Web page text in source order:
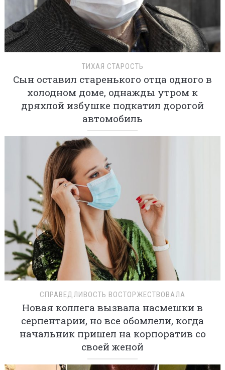
ТИХАЯ СТАРОСТЬ
Сын оставил старенького отца одного в
холодном доме, однажды утром к
дряхлой избушке подкатил дорогой
автомобиль
СПРАВЕДЛИВОСТЬ ВОСТОРЖЕСТВОВАЛА
Новая коллега вызвала насмешки в
серпентарии, но все обомлели, когда
начальник пришел на корпоратив со
своей женой